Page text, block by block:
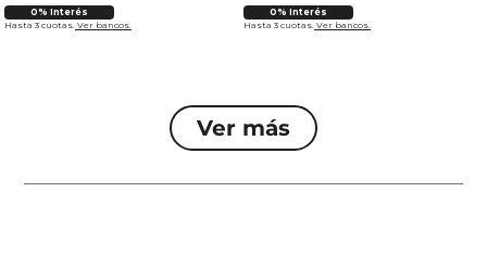
0% Interés
Hasta 3 cuotas. Ver bancos.
0% Interés
Hasta 3 cuotas. Ver bancos.